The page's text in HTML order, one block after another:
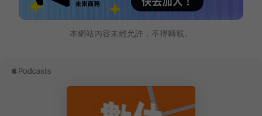
本網站內容未經允許，不得轉載。